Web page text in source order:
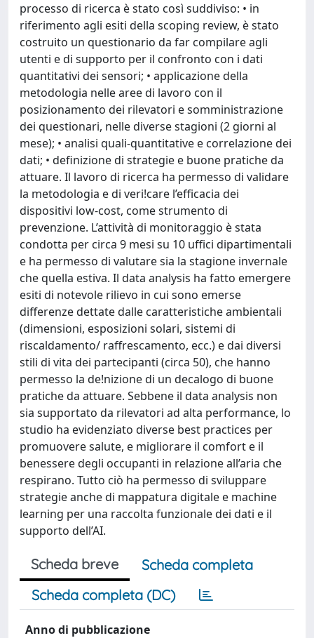
processo di ricerca è stato così suddiviso: • in
riferimento agli esiti della scoping review, è stato
costruito un questionario da far compilare agli
utenti e di supporto per il confronto con i dati
quantitativi dei sensori; • applicazione della
metodologia nelle aree di lavoro con il
posizionamento dei rilevatori e somministrazione
dei questionari, nelle diverse stagioni (2 giorni al
mese); • analisi quali-quantitative e correlazione dei
dati; • definizione di strategie e buone pratiche da
attuare. Il lavoro di ricerca ha permesso di validare
la metodologia e di veri!care l’efficacia dei
dispositivi low-cost, come strumento di
prevenzione. L’attività di monitoraggio è stata
condotta per circa 9 mesi su 10 uffici dipartimentali
e ha permesso di valutare sia la stagione invernale
che quella estiva. Il data analysis ha fatto emergere
esiti di notevole rilievo in cui sono emerse
differenze dettate dalle caratteristiche ambientali
(dimensioni, esposizioni solari, sistemi di
riscaldamento/ raffrescamento, ecc.) e dai diversi
stili di vita dei partecipanti (circa 50), che hanno
permesso la de!nizione di un decalogo di buone
pratiche da attuare. Sebbene il data analysis non
sia supportato da rilevatori ad alta performance, lo
studio ha evidenziato diverse best practices per
promuovere salute, e migliorare il comfort e il
benessere degli occupanti in relazione all’aria che
respirano. Tutto ciò ha permesso di sviluppare
strategie anche di mappatura digitale e machine
learning per una raccolta funzionale dei dati e il
supporto dell’AI.
Scheda breve
Scheda completa
Scheda completa (DC)
Anno di pubblicazione